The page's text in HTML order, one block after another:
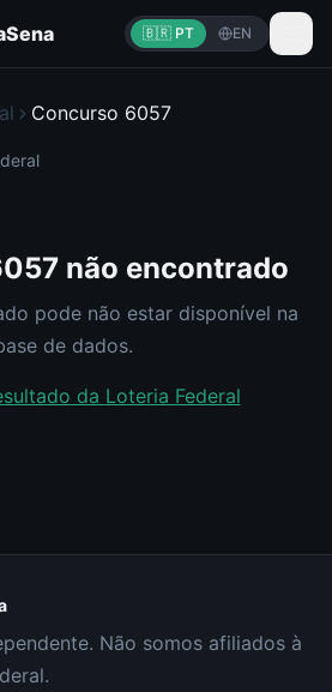
🇧🇷 PT EN
Concurso 6057
não encontrado
pode não estar disponível na
de dados.
da Loteria Federal
Não somos afiliados à